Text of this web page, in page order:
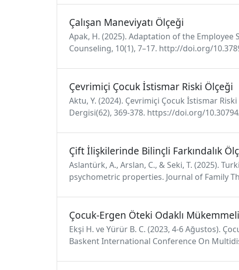
Çalışan Maneviyatı Ölçeği
Apak, H. (2025). Adaptation of the
Counseling, 10(1), 7–17. http://doi.org/
Çevrimiçi Çocuk İstismar Riski Ölçeği
Aktu, Y. (2024). Çevrimiçi Çocuk İstismar
Dergisi(62), 369-378. https://doi.org/
Çift İlişkilerinde Bilinçli Farkındalık
Aslantürk, A., Arslan, C., & Seki, T. (2025).
psychometric properties. Journal of Family
Çocuk-Ergen Öteki Odaklı
Ekşi H. ve Yürür B. C. (2023, 4-6 Ağustos).
Baskent International Conference On